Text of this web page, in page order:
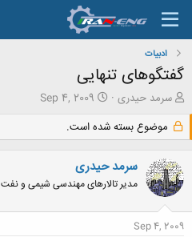
ادبیات
گفتگوهای تنهایی
ش
ع
ک
ن
ن
د
ه
م
سرمد حیدری
ت
ر
ی
ش
ر
ع
Sep 4, 2009
موضوع بسته شده است.
سرمد حیدری
مدیر تالارهای مهندسی شیمی و نفت
Sep 4, 2009